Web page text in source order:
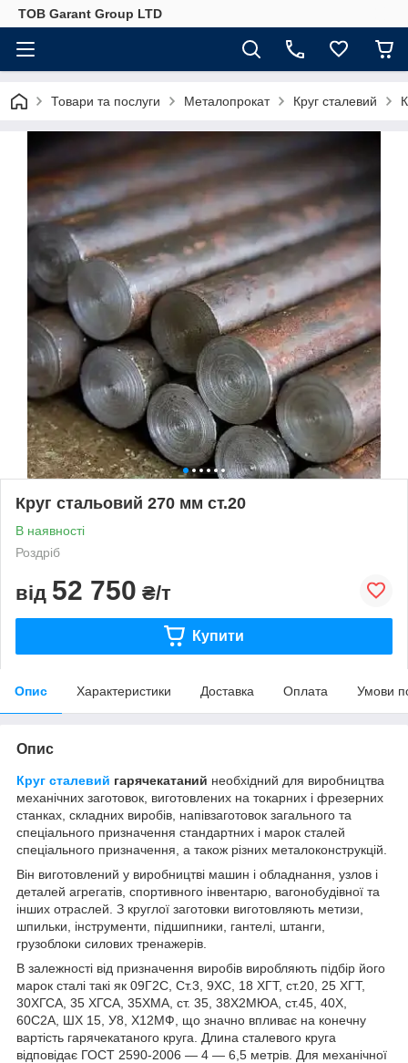
ТОВ Garant Group LTD
Товари та послуги Металопрокат Круг сталевий
Круг стальовий 270 мм ст.20
В наявності
Роздріб
від 52 750 ₴/т
Купити
Опис Характеристики Доставка Оплата Умови
Опис
Круг сталевий гарячекатаний необхідний для виробництва
механічних заготовок, виготовлених на токарних і фрезерних
станках, складних виробів, напівзаготовок загального та
спеціального призначення стандартних і марок сталей
спеціального призначення, а також різних металоконструкцій.
Він виготовлений у виробництві машин і обладнання, узлов і
деталей агрегатів, спортивного інвентарю, вагонобудівної та
інших отраслей. З круглої заготовки виготовляють метизи,
шпильки, інструменти, підшипники, гантелі, штанги,
грузоблоки силових тренажерів.
В залежності від призначення виробів виробляють підбір його
марок сталі такі як 09Г2С, Ст.3, 9ХС, 18 ХГТ, ст.20, 25 ХГТ,
30ХГСА, 35 ХГСА, 35ХМА, ст. 35, 38Х2МЮА, ст.45, 40Х,
60С2А, ШХ 15, У8, Х12МФ, що значно впливає на конечну
вартість гарячекатаного круга. Длина сталевого круга
відповідає ГОСТ 2590-2006 — 4 — 6,5 метрів. Для механічної